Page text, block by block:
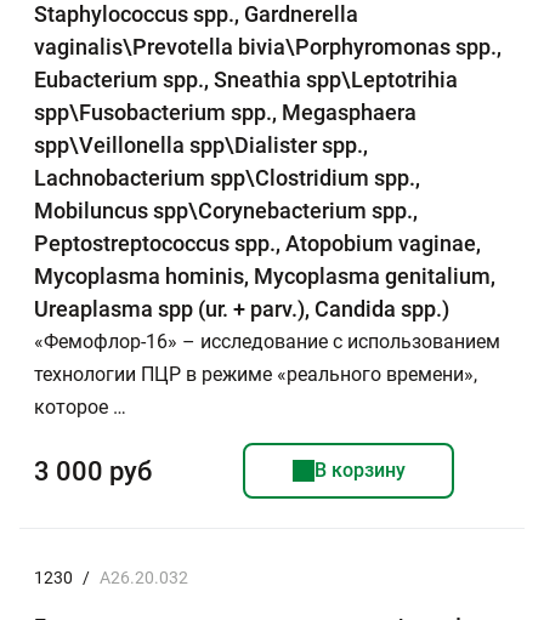
Staphylococcus spp., Gardnerella
vaginalis\Prevotella bivia\Porphyromonas spp.,
Eubacterium spp., Sneathia spp\Leptotrihia
spp\Fusobacterium spp., Megasphaera
spp\Veillonella spp\Dialister spp.,
Lachnobacterium spp\Clostridium spp.,
Mobiluncus spp\Corynebacterium spp.,
Peptostreptococcus spp., Atopobium vaginae,
Mycoplasma hominis, Mycoplasma genitalium,
Ureaplasma spp (ur. + parv.), Candida spp.)
«Фемофлор-16» – исследование с использованием
технологии ПЦР в режиме «реального времени»,
которое …
3 000 руб В корзину
1230 / A26.20.032